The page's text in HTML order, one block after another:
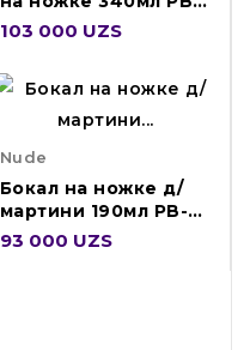
67043
103 000 UZS
Nude
Бокал на ножке д/
мартини 190мл PB-
67012
93 000 UZS